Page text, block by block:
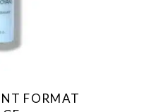
FORMAT